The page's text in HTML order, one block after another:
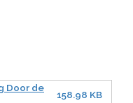
Door de
158.98 KB